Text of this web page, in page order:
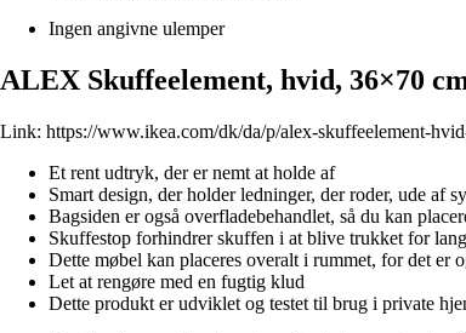
Ingen angivne ulemper
ALEX Skuffeelement, hvid, 36×70
Link: https://www.ikea.com/dk/da/p/alex-skuffeelement-
Et rent udtryk, der er nemt at holde af
Smart design, der holder ledninger, der roder, ude af
Bagsiden er også overfladebehandlet, så du kan
Skuffestop forhindrer skuffen i at blive trukket for
Dette møbel kan placeres overalt i rummet, for det er
Let at rengøre med en fugtig klud
Dette produkt er udviklet og testet til brug i private